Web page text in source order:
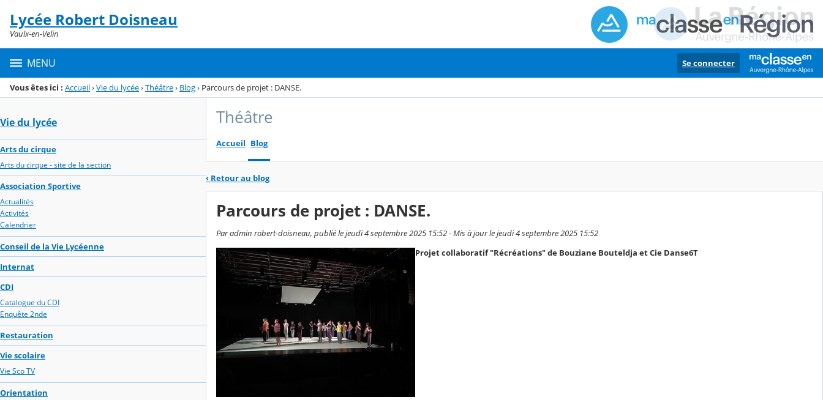
Menu de la rubrique
Contenu
Lycée Robert Doisneau
Vaulx-en-Velin
MENU Se connecter
Vous êtes ici : Accueil›Vie du lycée›Théâtre› Blog› Parcours de projet : DANSE.
Vie du lycée
Arts du cirque
Arts du cirque - site de la section
Association Sportive
Actualités
Activités
Calendrier
Conseil de la Vie Lycéenne
Internat
CDI
Catalogue du CDI
Enquête 2nde
Restauration
Vie scolaire
Vie Sco TV
Orientation
Théâtre
Accueil Blog
‹ Retour au blog
Parcours de projet : DANSE.
Par admin robert-doisneau, publié le jeudi 4 septembre 2025 15:52 - Mis à jour le jeudi 4 septembre 2025 15:52
Projet collaboratif "Récréations" de Bouziane Bouteldja et Cie Danse6T